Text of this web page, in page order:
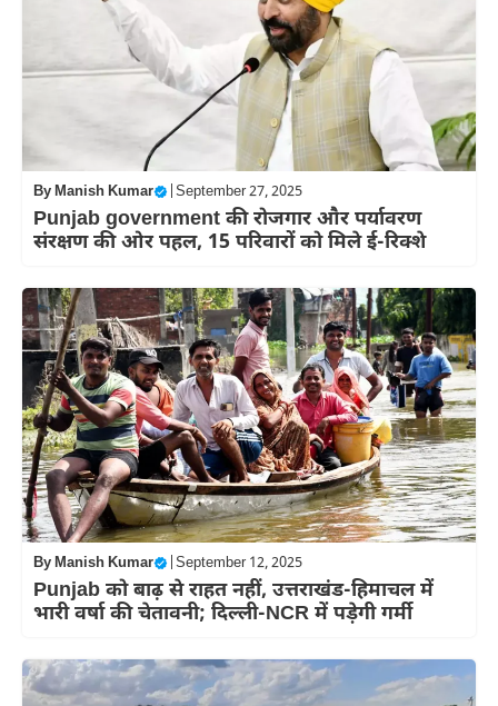
ByManish Kumar September 27, 2025
Punjab government की रोजगार और पर्यावरण
संरक्षण की ओर पहल, 15 परिवारों को मिले ई-रिक्शे
ByManish Kumar September 12, 2025
Punjab को बाढ़ से राहत नहीं, उत्तराखंड-हिमाचल में
भारी वर्षा की चेतावनी; दिल्ली-NCR में पड़ेगी गर्मी